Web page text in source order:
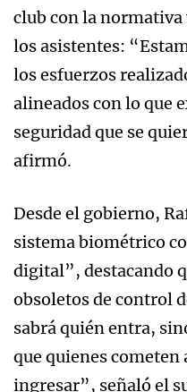
club con la normativa
los asistentes:
los esfuerzos
alineados con lo que
seguridad que se
afirmó.
Desde el gobierno,
sistema biométrico
digital”, destacando
obsoletos de control
sabrá quién entra,
que quienes
ingresar”, señaló el